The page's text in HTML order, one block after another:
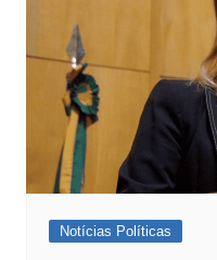
Notícias Políticas